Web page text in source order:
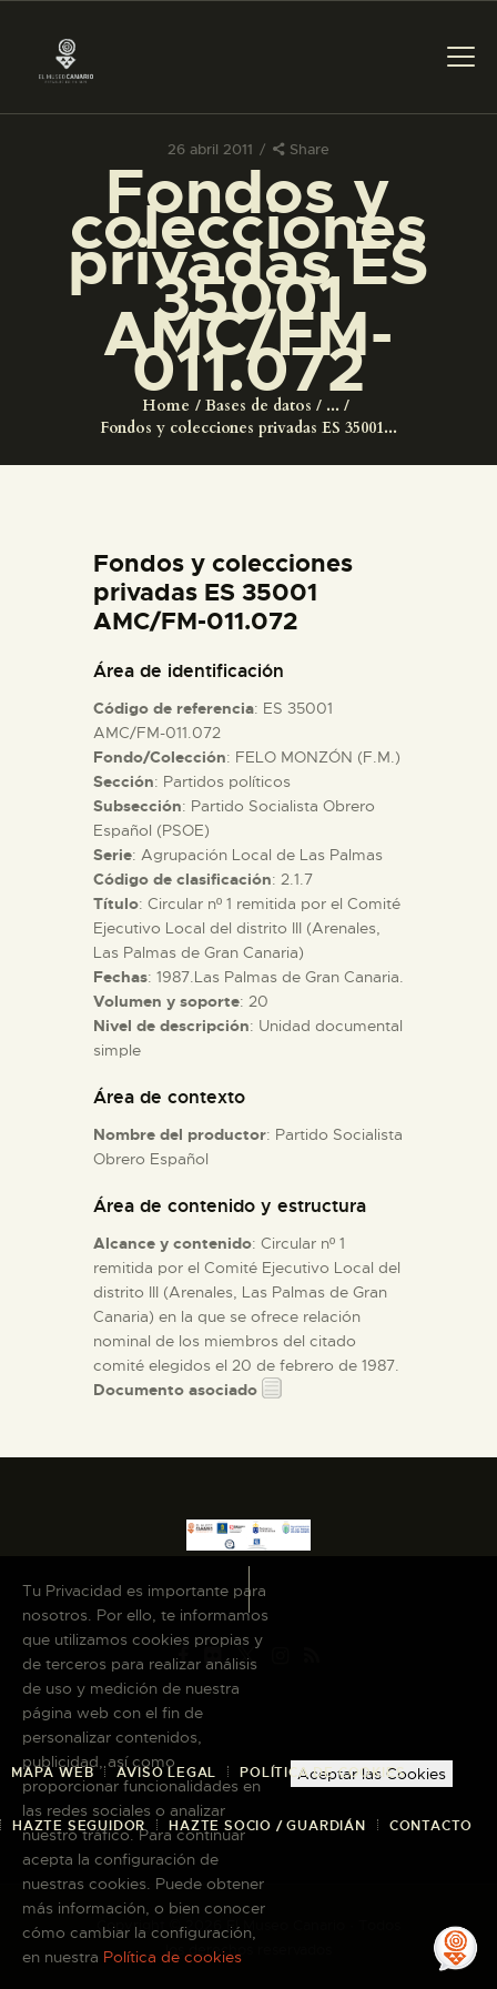
26 abril 2011 Share
Fondos y
colecciones
privadas ES
35001
AMC/FM-
011.072
Home Bases de datos
...
Fondos y colecciones privadas ES 35001...
PREPARAR LA VISITA
ACTIVIDADES
█
EL MUSEO
ESPAÑOL
ACTIVIDADES
█
EL MUSEO
COLECCIONES
DIDÁCTICA
ESPAÑOL
Fondos y colecciones
privadas ES 35001
AMC/FM-011.072
Área de identificación
Código de referencia: ES 35001
AMC/FM-011.072
Fondo/Colección: FELO MONZÓN (F.M.)
Sección: Partidos políticos
Subsección: Partido Socialista Obrero
Español (PSOE)
Serie: Agrupación Local de Las Palmas
Código de clasificación: 2.1.7
Título: Circular nº 1 remitida por el Comité
Ejecutivo Local del distrito III (Arenales,
Las Palmas de Gran Canaria)
Fechas: 1987.Las Palmas de Gran Canaria.
Volumen y soporte: 20
Nivel de descripción: Unidad documental
simple
Área de contexto
Nombre del productor: Partido Socialista
Obrero Español
Área de contenido y estructura
Alcance y contenido: Circular nº 1
remitida por el Comité Ejecutivo Local del
distrito III (Arenales, Las Palmas de Gran
Canaria) en la que se ofrece relación
nominal de los miembros del citado
comité elegidos el 20 de febrero de 1987.
Documento asociado
MAPA WEB AVISO LEGAL POLÍTICA DE COOKIES
HAZTE SEGUIDOR HAZTE SOCIO / GUARDIÁN CONTACTO
Copyright © 2026 El Museo Canario · Todos
los derechos reservados
Tu Privacidad es importante para
nosotros. Por ello, te informamos
que utilizamos cookies propias y
de terceros para realizar análisis
de uso y medición de nuestra
página web con el fin de
personalizar contenidos,
publicidad, así como
proporcionar funcionalidades en
las redes sociales o analizar
nuestro tráfico. Para continuar
acepta la configuración de
nuestras cookies. Puede obtener
más información, o bien conocer
cómo cambiar la configuración,
en nuestra Política de cookies
Aceptar las Cookies